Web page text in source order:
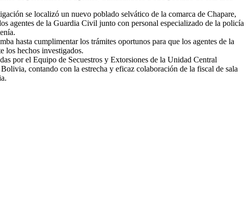
se localizó un nuevo poblado selvático de la comarca de Chapare,
agentes de la Guardia Civil junto con personal especializado de la policía
hasta cumplimentar los trámites oportunos para que los agentes de la
los hechos investigados.
por el Equipo de Secuestros y Extorsiones de la Unidad Central
contando con la estrecha y eficaz colaboración de la fiscal de sala